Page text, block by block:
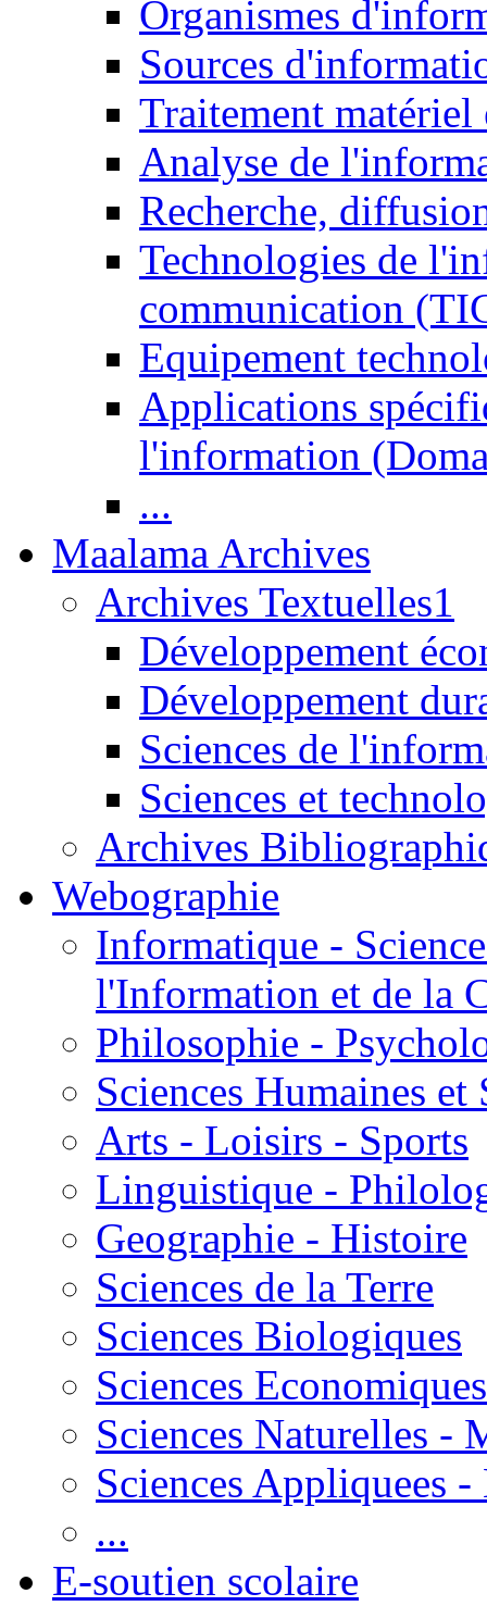
Organismes
Sources
Traitement matériel
Analyse de
Recherche,
Technologies de
communication
Equipement
Applications
l'information
...
Maalama Archives
Archives Textuelles1
Développement
Développement
Sciences de
Sciences et
Archives
Webographie
Informatique -
l'Information et de la
Philosophie -
Sciences Humaines et
Arts - Loisirs - Sports
Linguistique -
Geographie - Histoire
Sciences de la Terre
Sciences Biologiques
Sciences Economiques
Sciences Naturelles -
Sciences Appliquees
...
E-soutien scolaire